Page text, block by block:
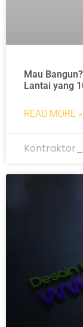
Mau
Lantai yang
READ MORE »